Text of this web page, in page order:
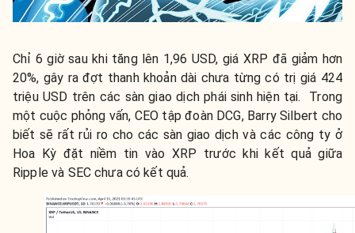
Chỉ 6 giờ sau khi tăng lên 1,96 USD, giá XRP đã giảm hơn
20%, gây ra đợt thanh khoản dài chưa từng có trị giá 424
triệu USD trên các sàn giao dịch phái sinh hiện tại. Trong
một cuộc phỏng vấn, CEO tập đoàn DCG, Barry Silbert cho
biết sẽ rất rủi ro cho các sàn giao dịch và các công ty ở
Hoa Kỳ đặt niềm tin vào XRP trước khi kết quả giữa
Ripple và SEC chưa có kết quả.